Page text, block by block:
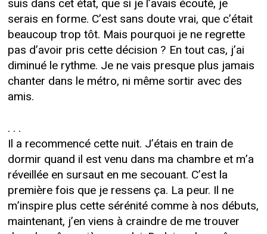
suis dans cet état, que si je l’avais écouté, je
serais en forme. C’est sans doute vrai, que c’était
beaucoup trop tôt. Mais pourquoi je ne regrette
pas d’avoir pris cette décision ? En tout cas, j’ai
diminué le rythme. Je ne vais presque plus jamais
chanter dans le métro, ni même sortir avec des
amis.
. . .
Il a recommencé cette nuit. J’étais en train de
dormir quand il est venu dans ma chambre et m’a
réveillée en sursaut en me secouant. C’est la
première fois que je ressens ça. La peur. Il ne
m’inspire plus cette sérénité comme à nos débuts,
maintenant, j’en viens à craindre de me trouver